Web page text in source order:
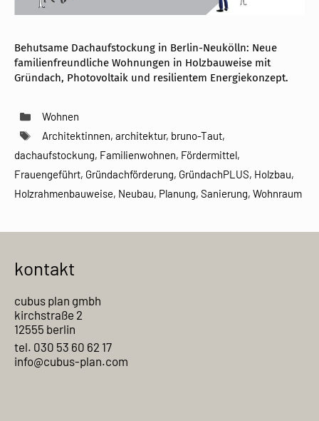
Behutsame Dachaufstockung in Berlin-Neukölln: Neue
familienfreundliche Wohnungen in Holzbauweise mit
Gründach, Photovoltaik und resilientem Energiekonzept.
Kategorien
Wohnen
Schlagwörter
Architektinnen, architektur, bruno-Taut,
dachaufstockung, Familienwohnen, Fördermittel,
Frauengeführt, Gründachförderung, GründachPLUS, Holzbau,
Holzrahmenbauweise, Neubau, Planung, Sanierung, Wohnraum
kontakt
cubus plan gmbh
kirchstraße 2
12555 berlin
tel. 030 53 60 62 17
info@cubus-plan.com